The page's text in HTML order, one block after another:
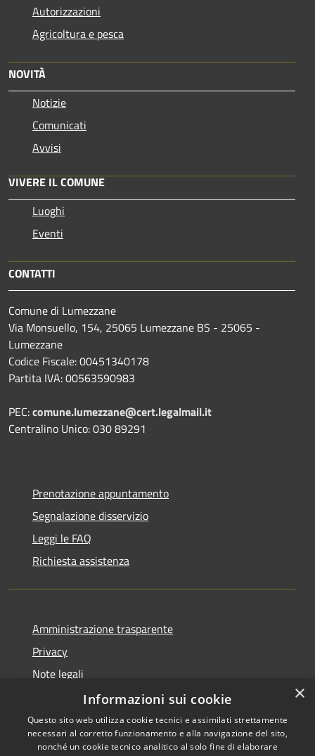
Autorizzazioni
Agricoltura e pesca
NOVITÀ
Notizie
Comunicati
Avvisi
VIVERE IL COMUNE
Luoghi
Eventi
CONTATTI
Comune di Lumezzane
Via Monsuello, 154, 25065 Lumezzane BS - 25065 -
Lumezzane
Codice Fiscale: 00451340178
Partita IVA: 00563590983
PEC:comune.lumezzane@cert.legalmail.it
Centralino Unico: 030 89291
Prenotazione appuntamento
Segnalazione disservizio
Leggi le FAQ
Richiesta assistenza
Amministrazione trasparente
Privacy
Note legali
Dichiarazione di accessibilità
×
Informazioni sui cookie
Questo sito web utilizza cookie tecnici e assimilati strettamente
necessari al corretto funzionamento e alla navigazione del sito,
nonché un cookie tecnico analitico al solo fine di elaborare